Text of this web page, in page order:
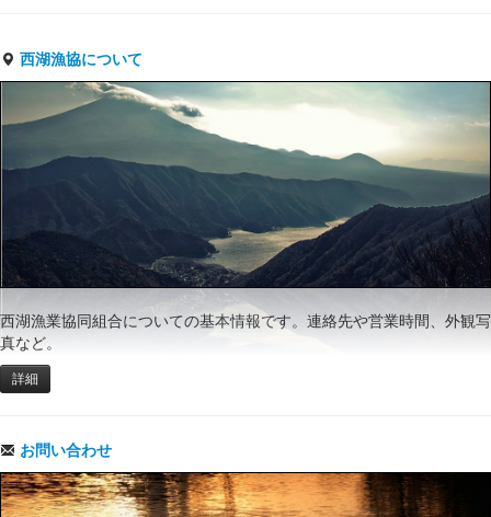
西湖漁協について
西湖漁業協同組合についての基本情報です。連絡先や営業時間、外観写
真など。
詳細
お問い合わせ